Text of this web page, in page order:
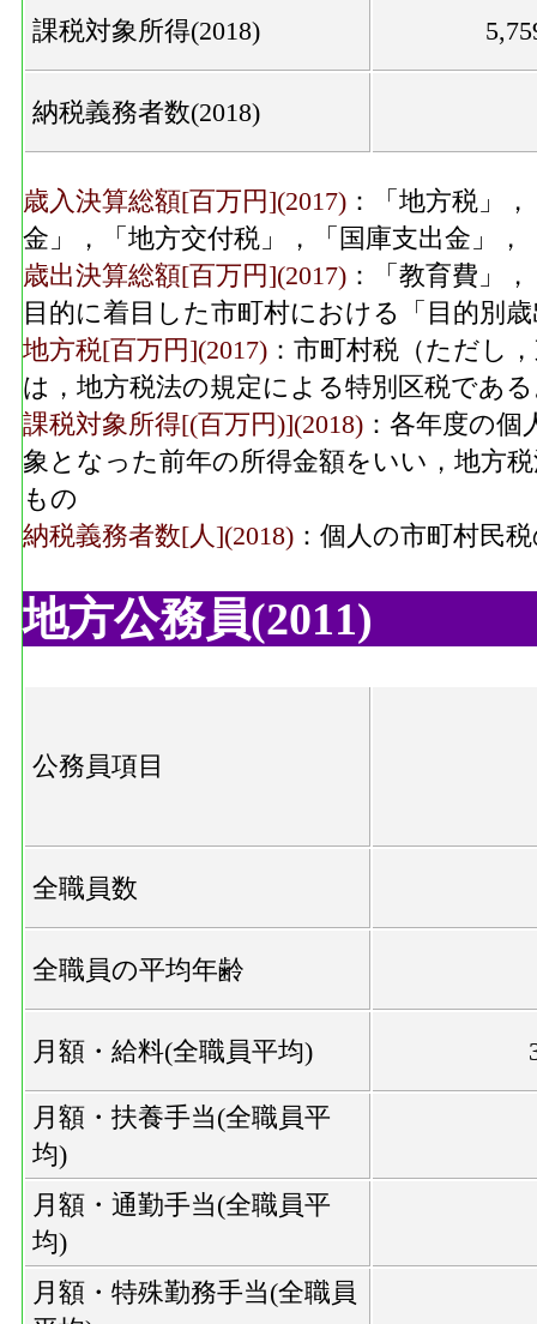
課税対象所得(2018)
納税義務者数(2018)
歳入決算総額[百万円](2017) ：「地方税」
金」，「地方交付税」，「国庫支出金」
歳出決算総額[百万円](2017) ：「教育費」
目的に着目した市町村における「目的別
地方税[百万円](2017) ：市町村税（ただし
は，地方税法の規定による特別区税であ
課税対象所得[(百万円)](2018) ：各年度の
象となった前年の所得金額をいい，地方
もの
納税義務者数[人](2018) ：個人の市町村民
地方公務員(2011)
公務員項目
全職員数
全職員の平均年齢
月額・給料(全職員平均)
月額・扶養手当(全職員平
均)
月額・通勤手当(全職員平
均)
月額・特殊勤務手当(全職員